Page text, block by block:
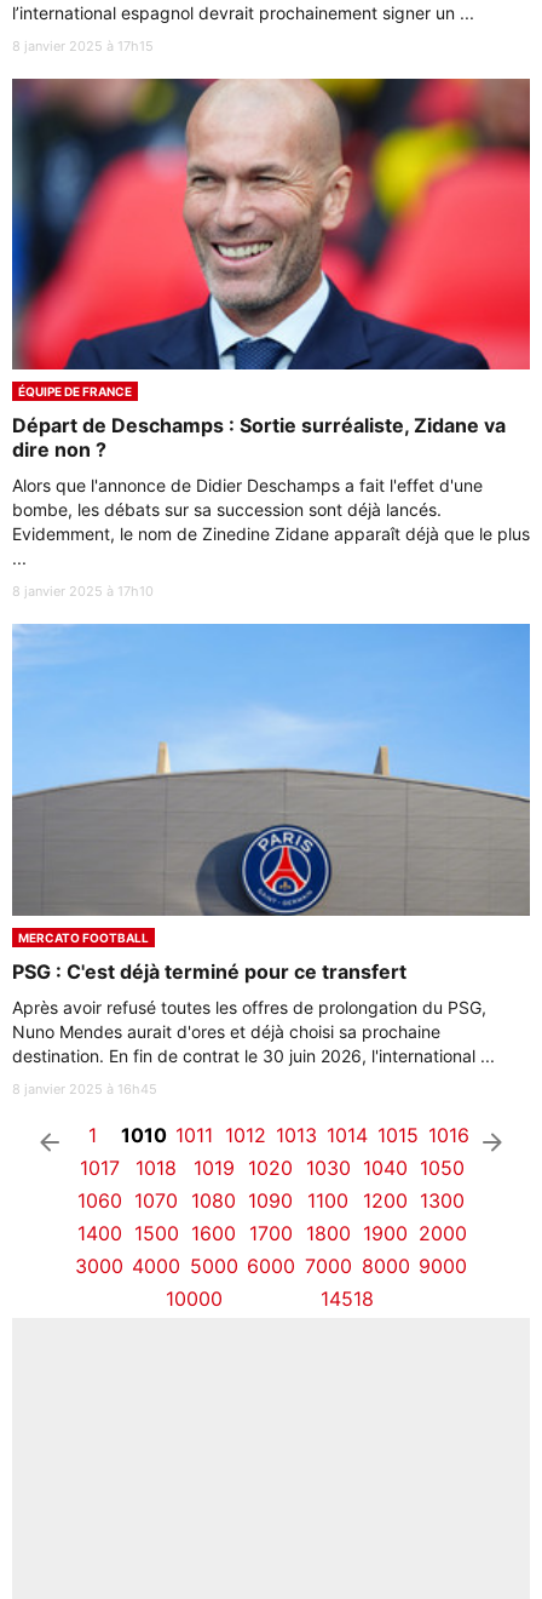
l’international espagnol devrait prochainement signer un ...
8 janvier 2025 à 17h15
ÉQUIPE DE FRANCE
Départ de Deschamps : Sortie surréaliste, Zidane va
dire non ?
Alors que l'annonce de Didier Deschamps a fait l'effet d'une
bombe, les débats sur sa succession sont déjà lancés.
Evidemment, le nom de Zinedine Zidane apparaît déjà que le plus
...
8 janvier 2025 à 17h10
MERCATO FOOTBALL
PSG : C'est déjà terminé pour ce transfert
Après avoir refusé toutes les offres de prolongation du PSG,
Nuno Mendes aurait d'ores et déjà choisi sa prochaine
destination. En fin de contrat le 30 juin 2026, l'international ...
8 janvier 2025 à 16h45
arrow_left 1 1010 1011 1012 1013 1014 1015 1016
1017
1018 1019 1020 1030 1040 1050
1060 1070 1080 1090 1100 1200 1300
1400 1500 1600 1700 1800 1900 2000
3000 4000 5000 6000 7000 8000 9000
10000
14518
arrow_right